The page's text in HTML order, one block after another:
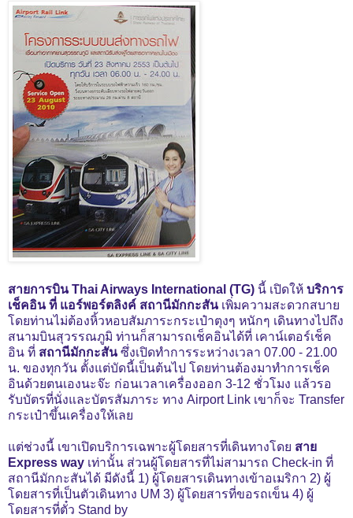
สายการบิน Thai Airways International (TG) นี้ เปิดให้ บริการ
เช็คอิน ที่ แอร์พอร์ตลิงค์ สถานีมักกะสัน เพิ่มความสะดวกสบาย
โดยท่านไม่ต้องหิ้วหอบสัมภาระกระเป๋าตุงๆ หนักๆ เดินทางไปถึง
สนามบินสุวรรณภูมิ ท่านก็สามารถเช็คอินได้ที่ เคาน์เตอร์เช็ค
อิน ที่ สถานีมักกะสัน ซึ่งเปิดทำการระหว่างเวลา 07.00 - 21.00
น. ของทุกวัน ตั้งแต่บัดนี้เป็นต้นไป โดยท่านต้องมาทำการเช็ค
อินด้วยตนเองนะจ๊ะ ก่อนเวลาเครื่องออก 3-12 ชั่วโมง แล้วรอ
รับบัตรที่นั่งและบัตรสัมภาระ ทาง Airport Link เขาก็จะ Transfer
กระเป๋าขึ้นเครื่องให้เลย
แต่ช่วงนี้ เขาเปิดบริการเฉพาะผู้โดยสารที่เดินทางโดย สาย
Express way เท่านั้น ส่วนผู้โดยสารที่ไม่สามารถ Check-in ที่
สถานีมักกะสันได้ มีดังนี้ 1) ผู้โดยสารเดินทางเข้าอเมริกา 2) ผู้
โดยสารที่เป็นตัวเดินทาง UM 3) ผู้โดยสารที่ขอรถเข็น 4) ผู้
โดยสารที่ตั๋ว Stand by